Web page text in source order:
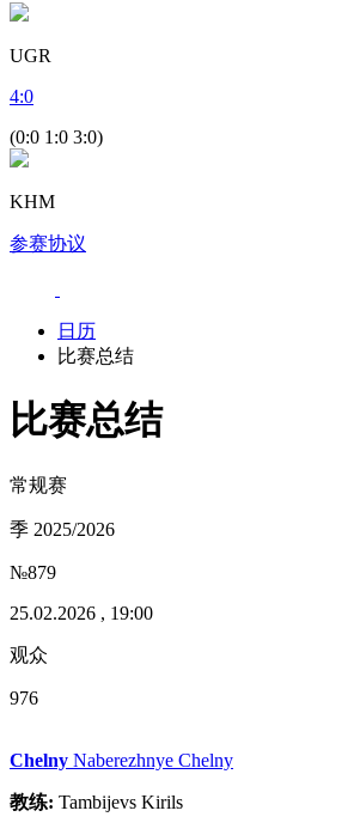
UGR
4:0
(0:0 1:0 3:0)
KHM
参赛协议
日历
比赛总结
比赛总结
常规赛
季 2025/2026
№879
25.02.2026 , 19:00
观众
976
Chelny Naberezhnye Chelny
教练: Tambijevs Kirils